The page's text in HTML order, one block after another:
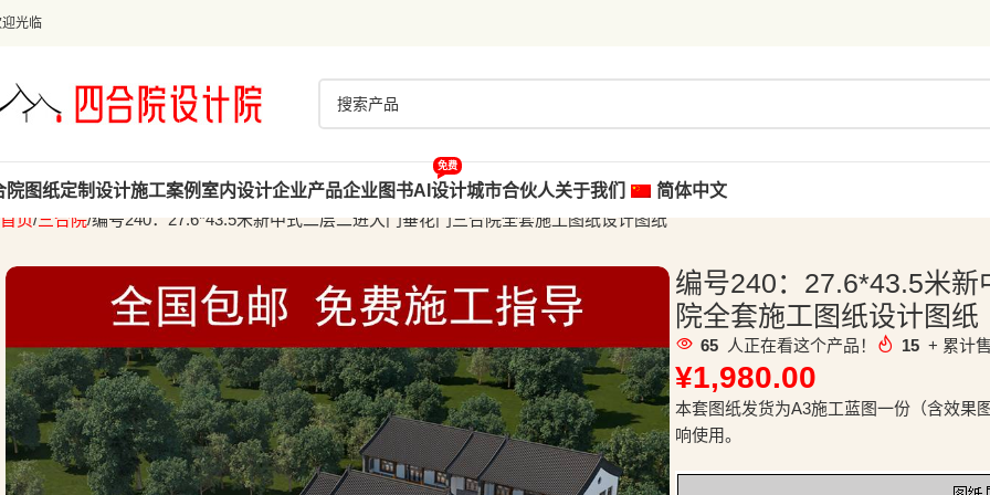
光临
院图纸定制设计施工案例 室内设计企业产品企业图书AI设计
免费
城市合伙人关于我们
简体中文
首页 三合院 编号240：27.6*43.5米新中式二层二进大门垂花门三合院全套施工图纸设计图纸
编号240：27.6*43.5米
院全套施工图纸设计图纸
65 人正在看这个产品！ 15 + 累计
¥1,980.00
本套图纸发货为A3施工蓝图一份（含效果
响使用。